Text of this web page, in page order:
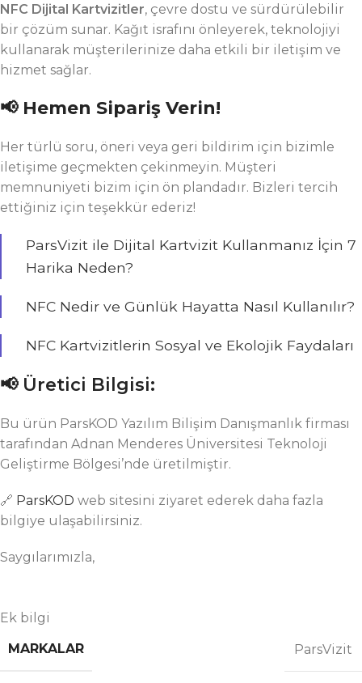
NFC Dijital Kartvizitler, çevre dostu ve sürdürülebilir
bir çözüm sunar. Kağıt israfını önleyerek, teknolojiyi
kullanarak müşterilerinize daha etkili bir iletişim ve
hizmet sağlar.
📢 Hemen Sipariş Verin!
Her türlü soru, öneri veya geri bildirim için bizimle
iletişime geçmekten çekinmeyin. Müşteri
memnuniyeti bizim için ön plandadır. Bizleri tercih
ettiğiniz için teşekkür ederiz!
ParsVizit ile Dijital Kartvizit Kullanmanız İçin 7
Harika Neden?
NFC Nedir ve Günlük Hayatta Nasıl Kullanılır?
NFC Kartvizitlerin Sosyal ve Ekolojik Faydaları
📢 Üretici Bilgisi:
Bu ürün ParsKOD Yazılım Bilişim Danışmanlık firması
tarafından Adnan Menderes Üniversitesi Teknoloji
Geliştirme Bölgesi’nde üretilmiştir.
🔗 ParsKOD web sitesini ziyaret ederek daha fazla
bilgiye ulaşabilirsiniz.
Saygılarımızla,
Ek bilgi
MARKALAR
ParsVizit